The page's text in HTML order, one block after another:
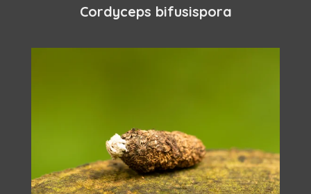
Cordyceps bifusispora